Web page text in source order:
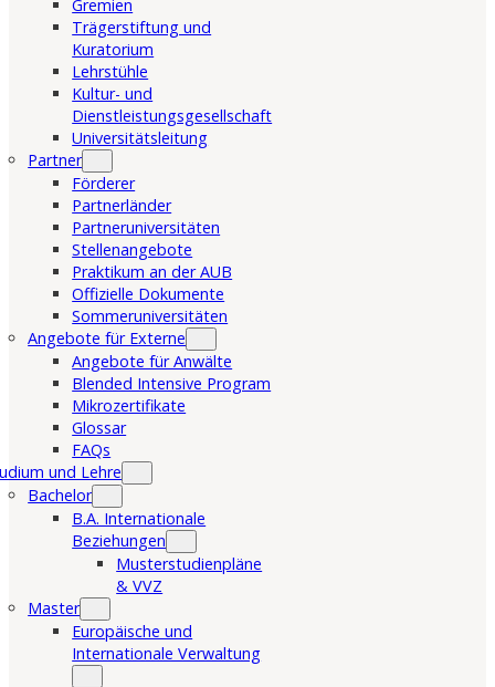
Gremien
Trägerstiftung und
Kuratorium
Lehrstühle
Kultur- und
Dienstleistungsgesellschaft
Universitätsleitung
Partner
Förderer
Partnerländer
Partneruniversitäten
Stellenangebote
Praktikum an der AUB
Offizielle Dokumente
Sommeruniversitäten
Angebote für Externe
Angebote für Anwälte
Blended Intensive Program
Mikrozertifikate
Glossar
FAQs
und Lehre
Bachelor
B.A. Internationale
Beziehungen
Musterstudienpläne
& VVZ
Master
Europäische und
Internationale Verwaltung